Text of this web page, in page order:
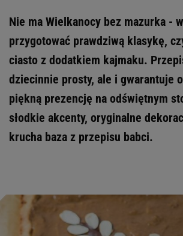
Nie ma Wielkanocy bez mazurka -
przygotować prawdziwą klasykę,
ciasto z dodatkiem kajmaku.
dziecinnie prosty, ale i gwarantuje
piękną prezencję na odświętnym
słodkie akcenty, oryginalne
krucha baza z przepisu babci.